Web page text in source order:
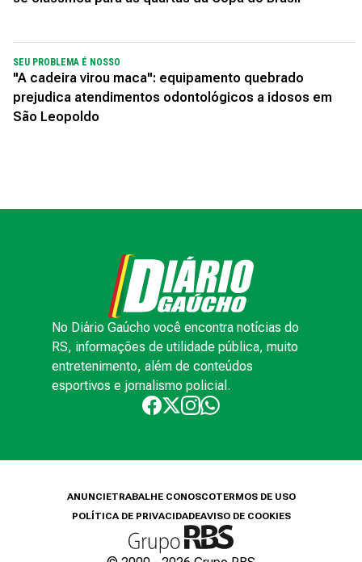
SEU PROBLEMA É NOSSO
"A cadeira virou maca": equipamento quebrado
prejudica atendimentos odontológicos a idosos em
São Leopoldo
No Diário Gaúcho você encontra notícias do
RS, informações de utilidade pública, muito
entretenimento, além de conteúdos
esportivos e jornalismo policial.
ANUNCIETRABALHE CONOSCOTERMOS DE USO
POLÍTICA DE PRIVACIDADEAVISO DE COOKIES